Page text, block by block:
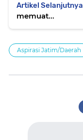
Artikel Selanjutnya
memuat...
Aspirasi Jatim/Daerah